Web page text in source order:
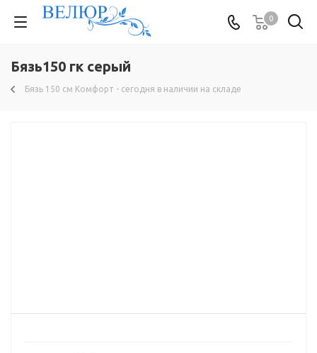
0
Бязь150 гк серый
Бязь 150 см Комфорт - сегодня в наличии на складе